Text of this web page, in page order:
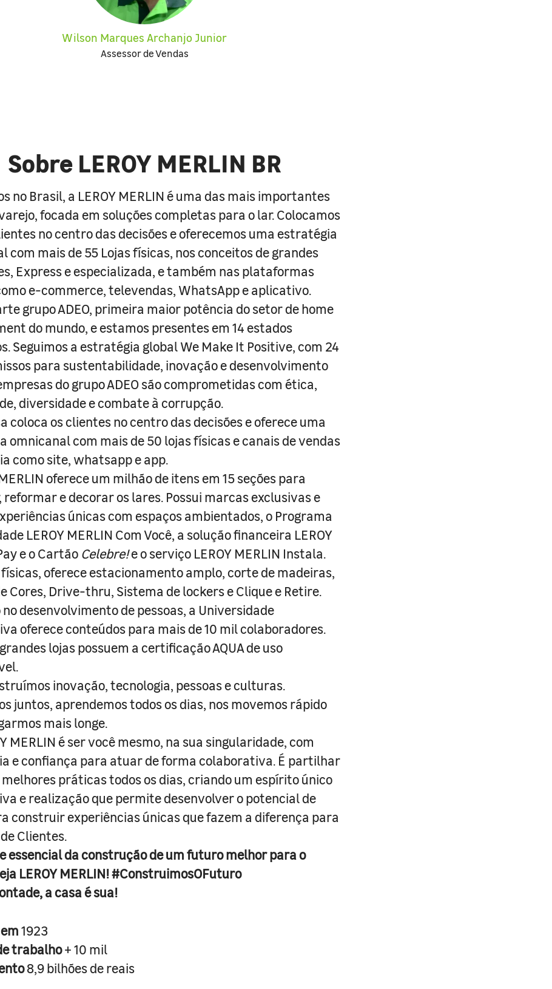
Wilson Marques Archanjo Junior
Assessor de Vendas
Sobre LEROY MERLIN BR
no Brasil, a LEROY MERLIN é uma das mais importantes
focada em soluções completas para o lar. Colocamos
no centro das decisões e oferecemos uma estratégia
com mais de 55 Lojas físicas, nos conceitos de grandes
Express e especializada, e também nas plataformas
e-commerce, televendas, WhatsApp e aplicativo.
grupo ADEO, primeira maior potência do setor de home
do mundo, e estamos presentes em 14 estados
Seguimos a estratégia global We Make It Positive, com 24
para sustentabilidade, inovação e desenvolvimento
do grupo ADEO são comprometidas com ética,
diversidade e combate à corrupção.
coloca os clientes no centro das decisões e oferece uma
omnicanal com mais de 50 lojas físicas e canais de vendas
como site, whatsapp e app.
oferece um milhão de itens em 15 seções para
e decorar os lares. Possui marcas exclusivas e
únicas com espaços ambientados, o Programa
LEROY MERLIN Com Você, a solução financeira LEROY
e o Cartão Celebre!e o serviço LEROY MERLIN Instala.
físicas, oferece estacionamento amplo, corte de madeiras,
Cores, Drive-thru, Sistema de lockers e Clique e Retire.
no desenvolvimento de pessoas, a Universidade
oferece conteúdos para mais de 10 mil colaboradores.
lojas possuem a certificação AQUA de uso
inovação, tecnologia, pessoas e culturas.
juntos, aprendemos todos os dias, nos movemos rápido
mais longe.
MERLIN é ser você mesmo, na sua singularidade, com
e confiança para atuar de forma colaborativa. É partilhar
práticas todos os dias, criando um espírito único
e realização que permite desenvolver o potencial de
construir experiências únicas que fazem a diferença para
Clientes.
essencial da construção de um futuro melhor para o
LEROY MERLIN! #ConstruimosOFuturo
a casa é sua!
1923
trabalho+ 10 mil
8,9 bilhões de reais